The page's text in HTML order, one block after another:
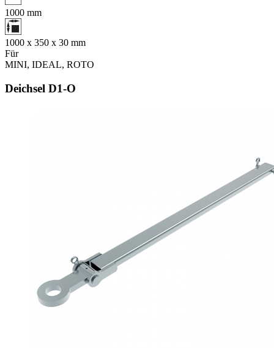
1000 mm
1000 x 350 x 30 mm
Für
MINI, IDEAL, ROTO
Deichsel D1‑O